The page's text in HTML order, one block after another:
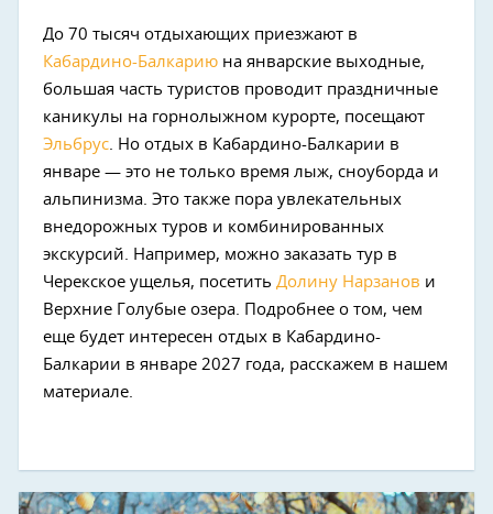
До 70 тысяч отдыхающих приезжают в
Кабардино-Балкарию на январские выходные,
большая часть туристов проводит праздничные
каникулы на горнолыжном курорте, посещают
Эльбрус. Но отдых в Кабардино-Балкарии в
январе — это не только время лыж, сноуборда и
альпинизма. Это также пора увлекательных
внедорожных туров и комбинированных
экскурсий. Например, можно заказать тур в
Черекское ущелья, посетить Долину Нарзанов и
Верхние Голубые озера. Подробнее о том, чем
еще будет интересен отдых в Кабардино-
Балкарии в январе 2027 года, расскажем в нашем
материале.